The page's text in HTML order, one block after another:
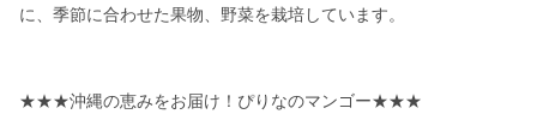
に、季節に合わせた果物、野菜を栽培しています。
★★★沖縄の恵みをお届け！ぴりなのマンゴー★★★